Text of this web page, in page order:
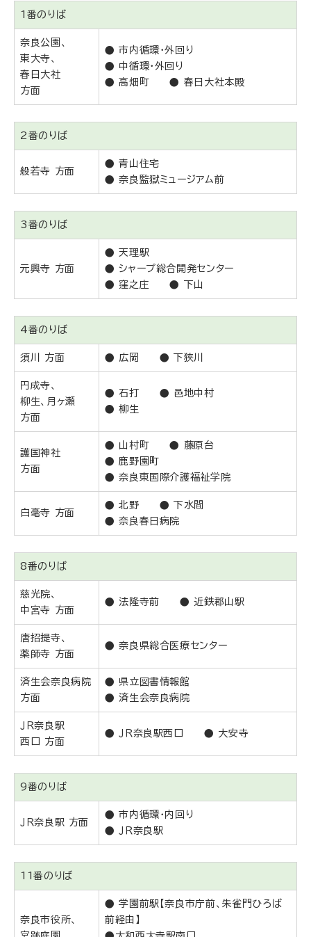
1番のりば
奈良公園、
東大寺、
春日大社
方面
● 市内循環・外回り
● 中循環・外回り
● 高畑町 ● 春日大社本殿
2番のりば
般若寺 方面
● 青山住宅
● 奈良監獄ミュージアム前
3番のりば
元興寺 方面
● 天理駅
● シャープ総合開発センター
● 窪之庄 ● 下山
4番のりば
須川 方面 ● 広岡 ● 下狭川
円成寺、
柳生、月ヶ瀬
方面
● 石打 ● 邑地中村
● 柳生
護国神社
方面
● 山村町 ● 藤原台
● 鹿野園町
● 奈良東国際介護福祉学院
白毫寺 方面
● 北野 ● 下水間
● 奈良春日病院
8番のりば
慈光院、
中宮寺 方面
● 法隆寺前 ● 近鉄郡山駅
唐招提寺、
薬師寺 方面
● 奈良県総合医療センター
済生会奈良病院
方面
● 県立図書情報館
● 済生会奈良病院
ＪＲ奈良駅
西口 方面
● ＪＲ奈良駅西口 ● 大安寺
9番のりば
ＪＲ奈良駅 方面
● 市内循環・内回り
● ＪＲ奈良駅
11番のりば
奈良市役所、
● 学園前駅【奈良市庁前、朱雀門ひろば
前経由】